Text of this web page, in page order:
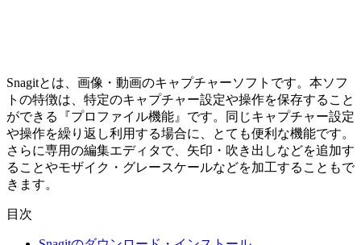
Snagitとは、画像・動画のキャプチャーソフトです。本ソフ
トの特徴は、特定のキャプチャー設定や操作を保存すること
ができる『プロファイル機能』です。同じキャプチャー設定
や操作を繰り返し利用する場合に、とても便利な機能です。
さらに専用の編集エディタで、矢印・吹き出しなどを追加す
ることやモザイク・グレースケールなどを加工することもで
きます。
目次